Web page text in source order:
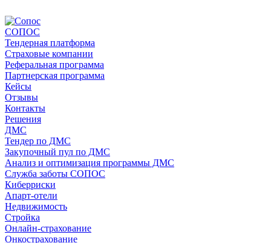
СОПОС
Тендерная платформа
Страховые компании
Реферальная программа
Партнерская программа
Кейсы
Отзывы
Контакты
Решения
ДМС
Тендер по ДМС
Закупочный пул по ДМС
Анализ и оптимизация программы ДМС
Служба заботы СОПОС
Киберриски
Апарт-отели
Недвижимость
Стройка
Онлайн-страхование
Онкострахование